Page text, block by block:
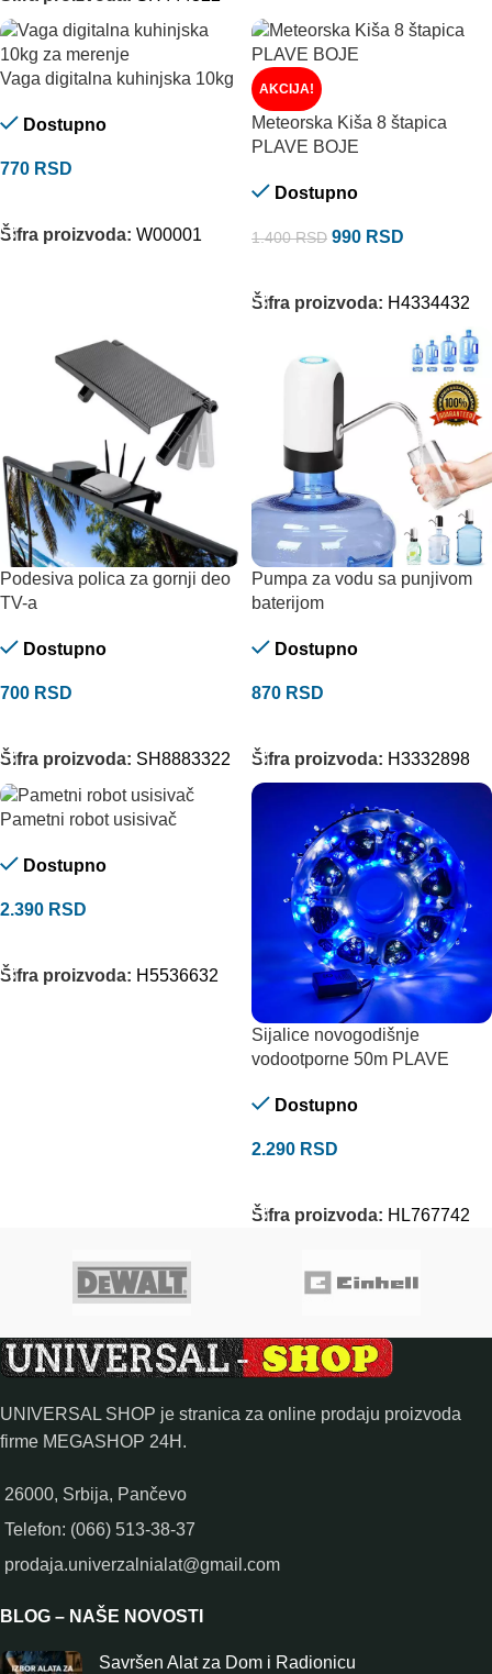
Vaga digitalna kuhinjska 10kg
Dostupno
770 RSD
Šifra proizvoda: W00001
AKCIJA!
Meteorska Kiša 8 štapica
PLAVE BOJE
Dostupno
1.400RSD 990 RSD
Šifra proizvoda: H4334432
Podesiva polica za gornji deo
TV-a
Dostupno
700 RSD
Šifra proizvoda: SH8883322
Pumpa za vodu sa punjivom
baterijom
Dostupno
870 RSD
Šifra proizvoda: H3332898
Pametni robot usisivač
Dostupno
2.390 RSD
Šifra proizvoda: H5536632
Sijalice novogodišnje
vodootporne 50m PLAVE
Dostupno
2.290 RSD
Šifra proizvoda: HL767742
UNIVERSAL SHOP je stranica za online prodaju proizvoda
firme MEGASHOP 24H.
26000, Srbija, Pančevo
Telefon: (066) 513-38-37
prodaja.univerzalnialat@gmail.com
BLOG – NAŠE NOVOSTI
Savršen Alat za Dom i Radionicu